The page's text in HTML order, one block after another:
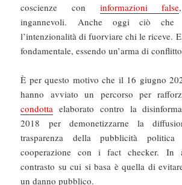
coscienze con informazioni false
ingannevoli. Anche oggi ciò
l’intenzionalità di fuorviare chi le riceve.
fondamentale, essendo un’arma di
È per questo motivo che il 16 giugno
hanno avviato un percorso per
condotta elaborato contro la
2018 per demonetizzarne la
trasparenza della pubblicità
cooperazione con i fact checker. In
contrasto su cui si basa è quella di
un danno pubblico.